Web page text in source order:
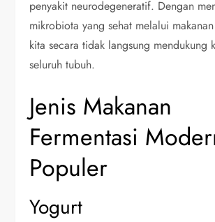
penyakit neurodegeneratif. Dengan
mikrobiota yang sehat melalui
kita secara tidak langsung mendukung
seluruh tubuh.
Jenis Makanan
Fermentasi
Populer
Yogurt